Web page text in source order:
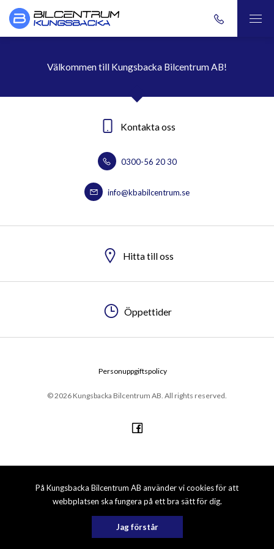
På Kungsbacka Bilcentrum AB använder vi cookies för att
webbplatsen ska fungera på ett bra sätt för dig.
Jag förstår
Välkommen till Kungsbacka Bilcentrum AB!
Kontakta oss
0300-56 20 30
info@kbabilcentrum.se
Hitta till oss
Öppettider
© 2026 Kungsbacka Bilcentrum AB. All rights reserved.
Personuppgiftspolicy